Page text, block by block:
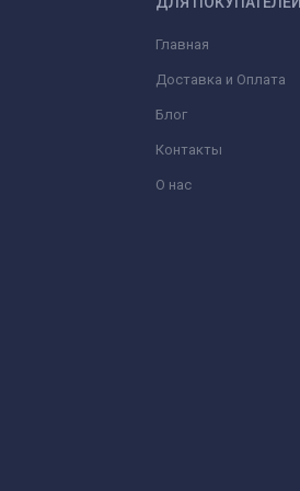
Главная
Доставка и Оплата
Блог
Контакты
О нас